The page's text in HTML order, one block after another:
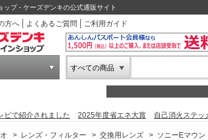
プ - ケーズデンキの公式通販サイト
方へ
よくあるご質問 ご利用ガイド
すべての商品
ビで紹介されました 2025年度省エネ大賞 自己消火ステッ
> レンズ・フィルター > 交換用レンズ > ソニーEマウン